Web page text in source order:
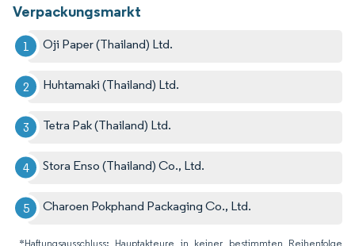
Verpackungsmarkt
Oji Paper (Thailand) Ltd.
Huhtamaki (Thailand) Ltd.
Tetra Pak (Thailand) Ltd.
Stora Enso (Thailand) Co., Ltd.
Charoen Pokphand Packaging Co., Ltd.
*Haftungsausschluss: Hauptakteure in keiner bestimmten Reihenfolge